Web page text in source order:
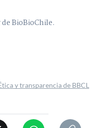
BioBioChile.
y transparencia de BBCL